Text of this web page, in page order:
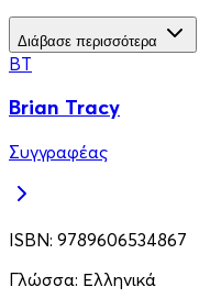
Διάβασε περισσότερα
BT
Brian Tracy
Συγγραφέας
ISBN: 9789606534867
Γλώσσα: Ελληνικά